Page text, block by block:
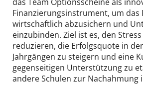
das Team Optionsscheine als
Finanzierungsinstrument, um das
wirtschaftlich abzusichern und
einzubinden. Ziel ist es, den
reduzieren, die Erfolgsquote in
Jahrgängen zu steigern und eine
gegenseitigen Unterstützung zu
andere Schulen zur Nachahmung